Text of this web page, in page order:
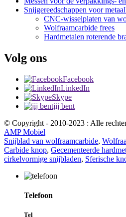
Snijgereedschappen voor
CNC-wisselplaten van
Wolfraamcarbide frees
Hardmetalen roterende
Volg ons
Facebook
LinkedIn
Skype
jij bent
© Copyright - 2010-2023 : Alle
AMP Mobiel
Snijblad van wolfraamcarbide,
Carbide knop, Gecementeerde
cirkelvormige snijbladen, Sferische
Telefoon
Tel